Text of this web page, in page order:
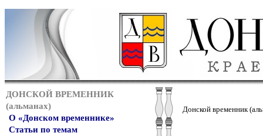
ДОНСКОЙ ВРЕМЕННИК
(альманах)
О «Донском временнике»
Статьи по темам
Донской временник